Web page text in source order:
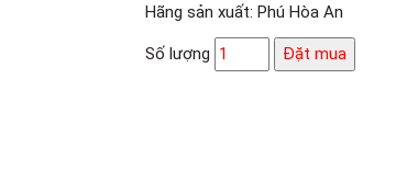
Hãng sản xuất: Phú Hòa An
Số lượng Đặt mua